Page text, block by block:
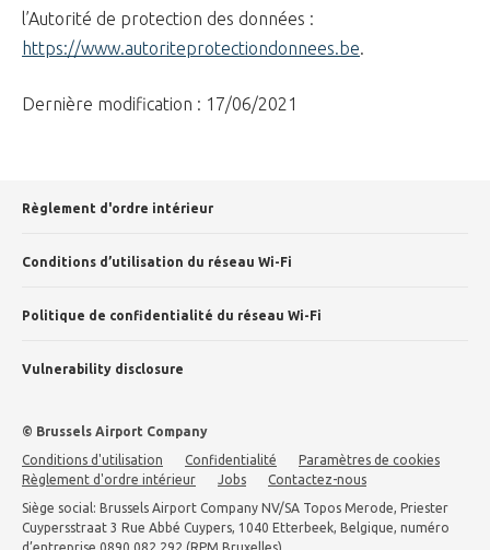
l’Autorité de protection des données :
https://www.autoriteprotectiondonnees.be.
Dernière modification : 17/06/2021
Règlement d'ordre intérieur
Conditions d’utilisation du réseau Wi-Fi
Politique de confidentialité du réseau Wi-Fi
Vulnerability disclosure
© Brussels Airport Company
Conditions d'utilisation
Confidentialité
Paramètres de cookies
Règlement d'ordre intérieur
Jobs
Contactez-nous
Siège social: Brussels Airport Company NV/SA Topos Merode, Priester
Cuypersstraat 3 Rue Abbé Cuypers, 1040 Etterbeek, Belgique, numéro